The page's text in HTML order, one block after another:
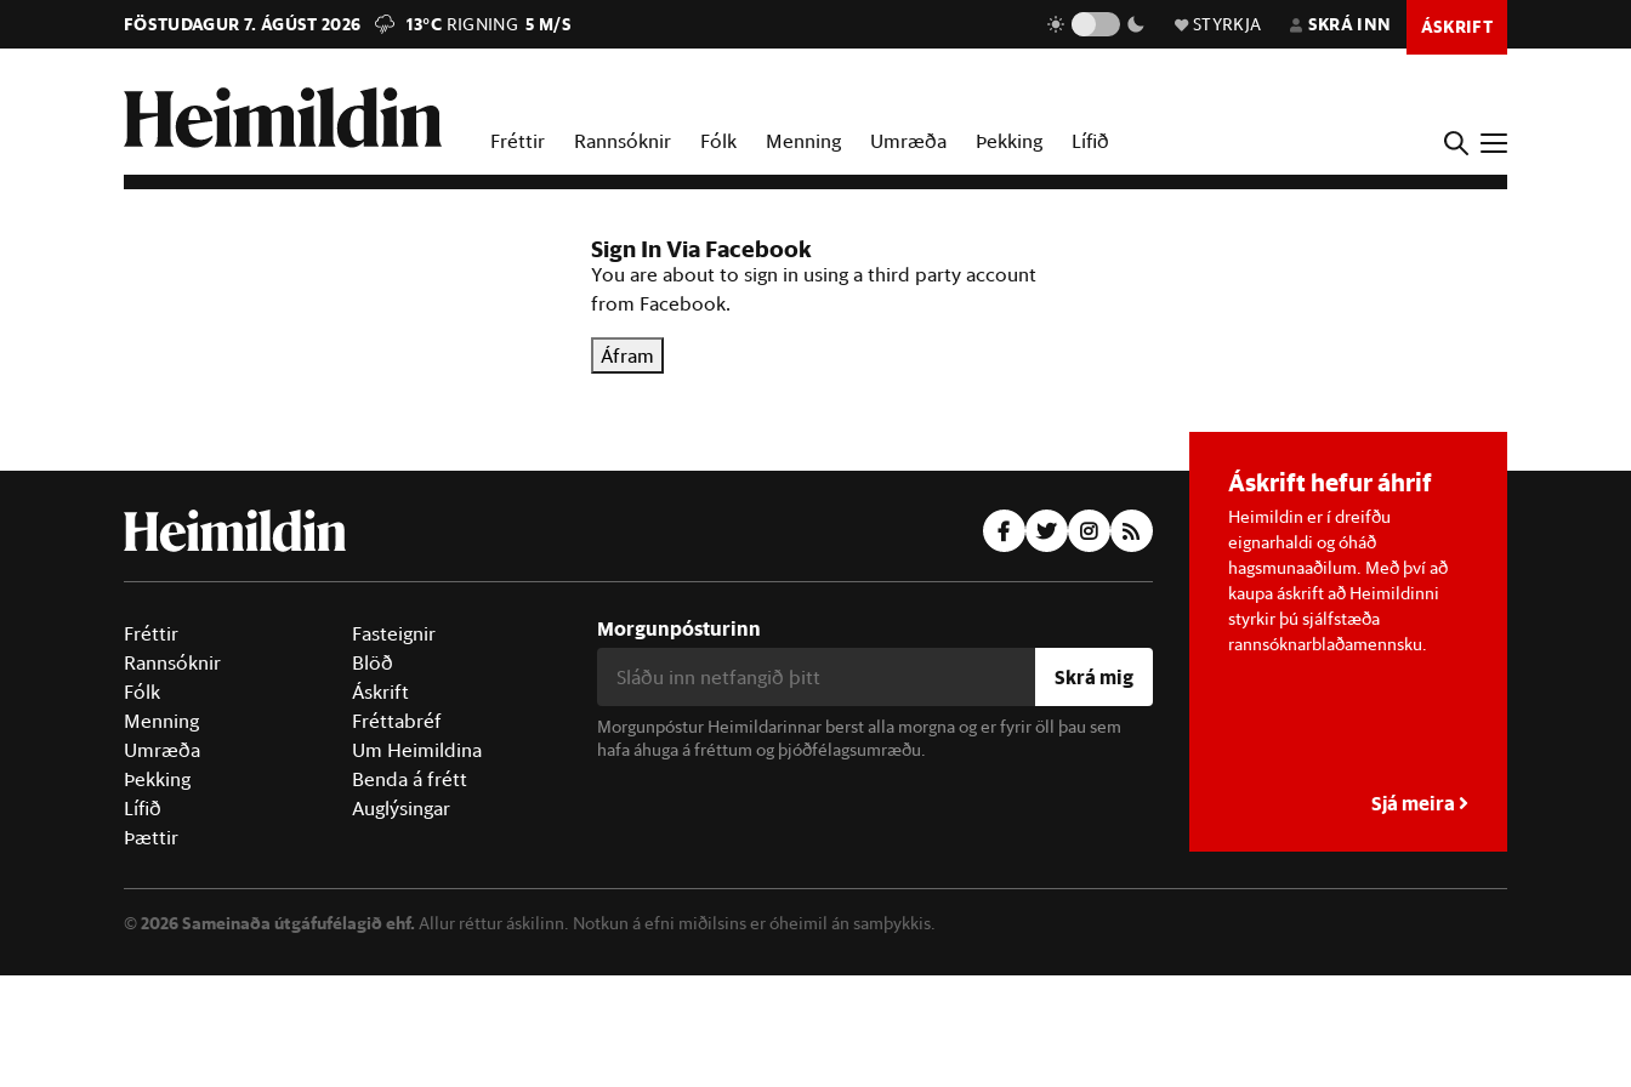
FÖSTUDAGUR 7. ÁGÚST 2026 13°C RIGNING 5 M/S STYRKJA SKRÁ INN ÁSKRIFT
Fréttir Rannsóknir Fólk Menning Umræða Þekking Lífið
Sign In Via Facebook
You are about to sign in using a third party account
from Facebook.
Áfram
Fréttir
Rannsóknir
Fólk
Menning
Umræða
Þekking
Lífið
Þættir
Fasteignir
Blöð
Áskrift
Fréttabréf
Um Heimildina
Benda á frétt
Auglýsingar
Morgunpósturinn
Skrá mig
Morgunpóstur Heimildarinnar berst alla morgna og er fyrir öll þau sem
hafa áhuga á fréttum og þjóðfélagsumræðu.
Áskrift hefur áhrif
Heimildin er í dreifðu
eignarhaldi og óháð
hagsmunaaðilum. Með því að
kaupa áskrift að Heimildinni
styrkir þú sjálfstæða
rannsóknarblaðamennsku.
Sjá meira
©2026 Sameinaða útgáfufélagið ehf. Allur réttur áskilinn. Notkun á efni miðilsins er óheimil án samþykkis.